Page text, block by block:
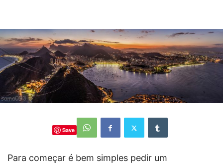
Save
Para começar é bem simples pedir um